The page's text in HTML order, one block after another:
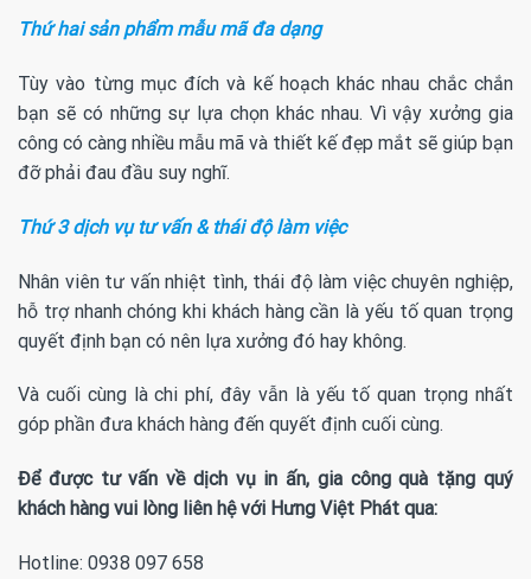
Thứ hai sản phẩm mẫu mã đa dạng
Tùy vào từng mục đích và kế hoạch khác nhau chắc chắn
bạn sẽ có những sự lựa chọn khác nhau. Vì vậy xưởng gia
công có càng nhiều mẫu mã và thiết kế đẹp mắt sẽ giúp bạn
đỡ phải đau đầu suy nghĩ.
Thứ 3 dịch vụ tư vấn & thái độ làm việc
Nhân viên tư vấn nhiệt tình, thái độ làm việc chuyên nghiệp,
hỗ trợ nhanh chóng khi khách hàng cần là yếu tố quan trọng
quyết định bạn có nên lựa xưởng đó hay không.
Và cuối cùng là chi phí, đây vẫn là yếu tố quan trọng nhất
góp phần đưa khách hàng đến quyết định cuối cùng.
Để được tư vấn về dịch vụ in ấn, gia công quà tặng quý
khách hàng vui lòng liên hệ với Hưng Việt Phát qua:
Hotline: 0938 097 658